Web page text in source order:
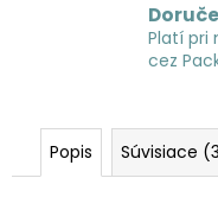
Platí pri
cez
Popis Súvisiace